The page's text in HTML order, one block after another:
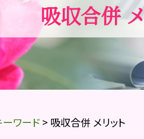
吸収合併
ワード > 吸収合併 メリット